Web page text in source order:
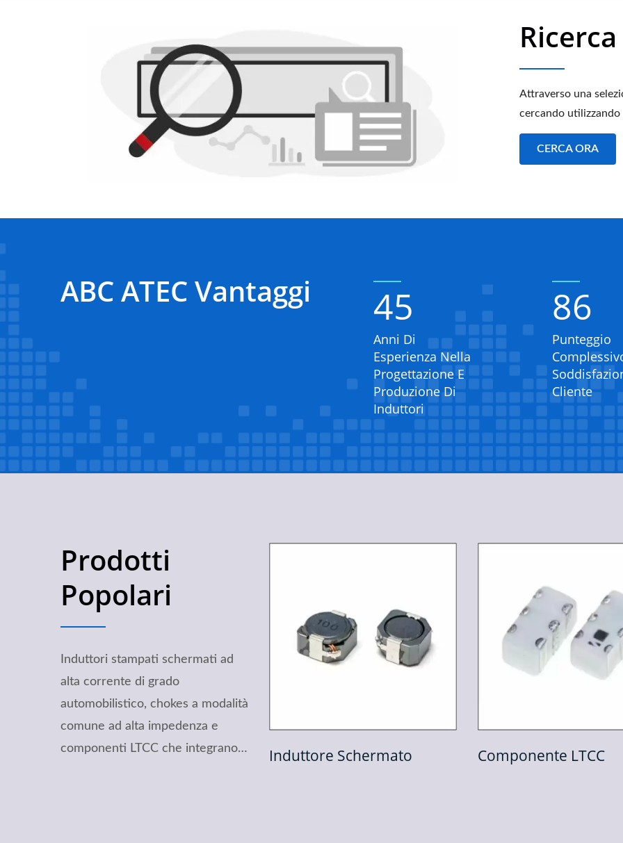
Attraverso una
cercando
CERCA ORA
ABC ATEC Vantaggi 45
Anni Di
Esperienza Nella
Progettazione E
Produzione Di
Induttori
86
Punteggio
Cliente
Prodotti
Popolari
Induttori stampati schermati ad
alta corrente di grado
automobilistico, chokes a modalità
comune ad alta impedenza e
componenti LTCC che integrano
Induttore Schermato Componente LTCC
Induttore Moldato